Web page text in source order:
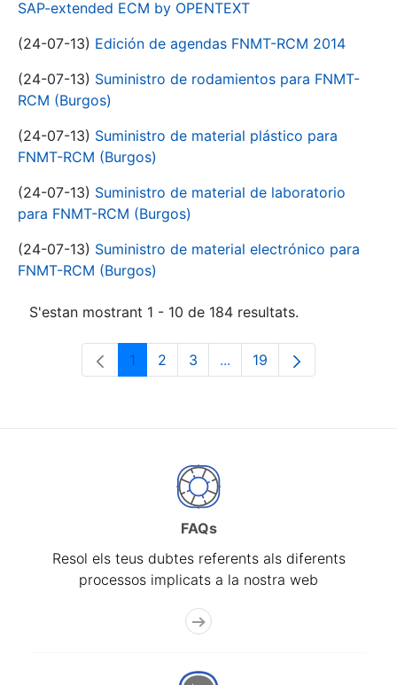
SAP-extended ECM by OPENTEXT
(24-07-13) Edición de agendas FNMT-RCM 2014
(24-07-13) Suministro de rodamientos para FNMT-
RCM (Burgos)
(24-07-13) Suministro de material plástico para
FNMT-RCM (Burgos)
(24-07-13) Suministro de material de laboratorio
para FNMT-RCM (Burgos)
(24-07-13) Suministro de material electrónico para
FNMT-RCM (Burgos)
S'estan mostrant 1 - 10 de 184 resultats.
Pàgina
1 Pàgina
2 Pàgina
3 ...Pàgines intermèdies
Pàgina
19
FAQs
Resol els teus dubtes referents als diferents
processos implicats a la nostra web